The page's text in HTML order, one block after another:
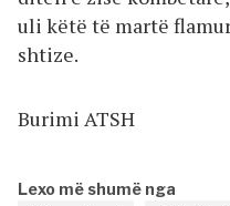
uli këtë të martë
shtize.
Burimi ATSH
Lexo më shumë nga